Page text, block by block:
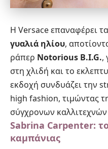
Η Versace επαναφέρει
γυαλιά ηλίου,
ράπερ Notorious B.I.G.,
στη χλιδή και το
εκδοχή συνδυάζει την
high fashion, τιμώντας
σύγχρονων
Sabrina Carpenter:
καμπάνιας